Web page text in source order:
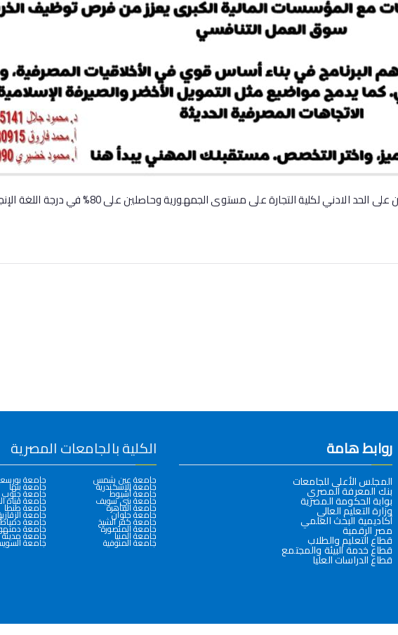
لكلية التجارة على مستوى الجمهورية وحاصلين على 80% في درجة اللغة الإنجليزية
روابط هامة
المجلس الأعلى للجامعات
بنك المعرفة المصري
بوابة الحكومة المصرية
وزارة التعليم العالي
أكاديمية البحث العلمي
مصر الرقمية
قطاع التعليم والطلاب
قطاع خدمة البيئة والمجتمع
قطاع الدراسات العليا
الكلية بالجامعات المصرية
جامعة عين شمس
جامعة الإسكندرية
جامعة أسيوط
جامعة بني سويف
جامعة القاهرة
جامعة حلوان
جامعة كفر الشيخ
جامعة المنصورة
جامعة المنيا
جامعة المنوفية
جامعة
جامعة بنها
جامعة جنوب
جامعة قناة
جامعة طنطا
جامعة
جامعة دمياط
جامعة
جامعة مدينة
جامعة